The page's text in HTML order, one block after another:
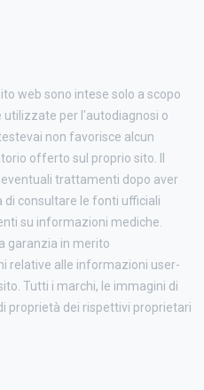
web sono intese solo a scopo
per l'autodiagnosi o
non favorisce alcun
offerto sul proprio sito. Il
trattamenti dopo aver
di consultare le fonti ufficiali
su informazioni mediche.
garanzia in merito
relative alle informazioni user-
Tutti i marchi, le immagini di
proprietà dei rispettivi proprietari